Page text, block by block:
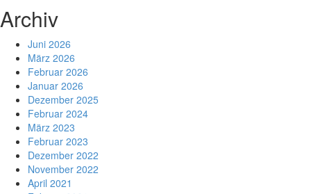
Archiv
Juni 2026
März 2026
Februar 2026
Januar 2026
Dezember 2025
Februar 2024
März 2023
Februar 2023
Dezember 2022
November 2022
April 2021